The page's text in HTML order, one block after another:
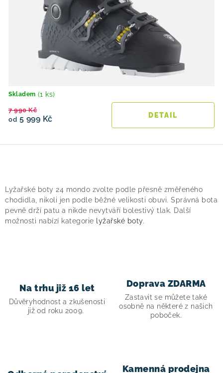
Skladem (1 ks)
od 5 999 Kč
7 990 Kč
v
l
á
d
v
p
Lyžařské boty 24 mondo zvolte podle přesně změřeného
chodidla, nikoli jen podle běžné velikosti obuvi. Správná bota
pevně drží patu a nikde nevytváří bolestivý tlak. Další
možnosti nabízí kategorie
lyžařské boty.
Na trhu již 16 let
Důvěryhodnost a zkušenosti
již od roku 2009.
Doprava ZDARMA
Zastavit se můžete také
osobně na některé z našich
poboček.
Kamenná prodejna